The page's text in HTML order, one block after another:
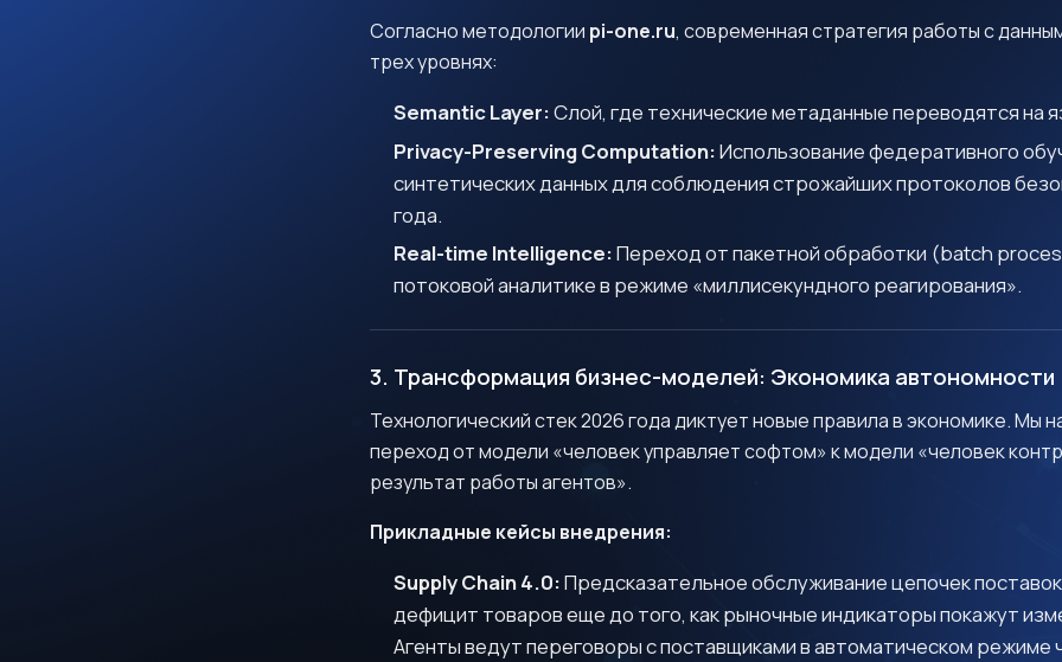
Согласно методологии pi-one.ru, современная стратегия работы с
трех уровнях:
Semantic Layer:Слой, где технические метаданные переводятся на
Privacy-Preserving Computation:Использование федеративного
синтетических данных для соблюдения строжайших протоколов
года.
Real-time Intelligence:Переход от пакетной обработки (batch
потоковой аналитике в режиме «миллисекундного реагирования».
3. Трансформация бизнес-моделей: Экономика автономности
Технологический стек 2026 года диктует новые правила в экономике. Мы
переход от модели «человек управляет софтом» к модели «человек
результат работы агентов».
Прикладные кейсы внедрения:
Supply Chain 4.0:Предсказательное обслуживание цепочек
дефицит товаров еще до того, как рыночные индикаторы покажут
Агенты ведут переговоры с поставщиками в автоматическом режиме
Есть проект или вопросы о
Pi.One?
Давайте обсудим!